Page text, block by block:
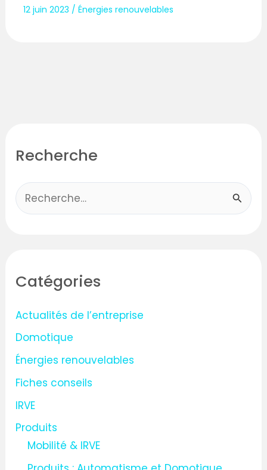
12 juin 2023 /Énergies renouvelables
Recherche
R
e
c
h
e
r
:
Catégories
Actualités de l’entreprise
Domotique
Énergies renouvelables
Fiches conseils
IRVE
Produits
Mobilité & IRVE